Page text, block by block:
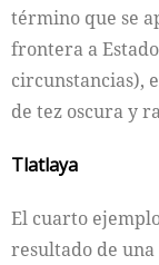
término que se
frontera a
circunstancias),
de tez oscura y
Tlatlaya
El cuarto
resultado de